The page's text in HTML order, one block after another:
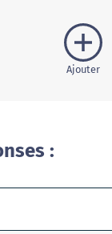
Ajouter
: